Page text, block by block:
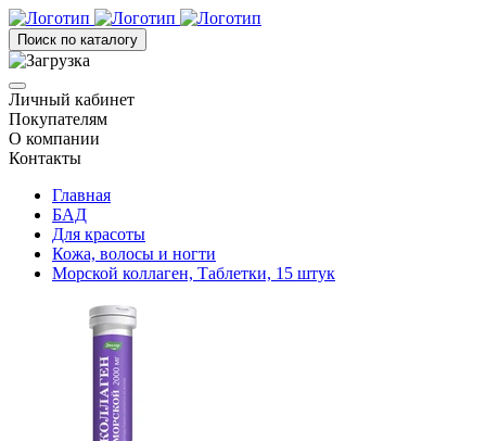
Поиск по каталогу
Личный кабинет
Покупателям
О компании
Контакты
Главная
БАД
Для красоты
Кожа, волосы и ногти
Морской коллаген, Таблетки, 15 штук